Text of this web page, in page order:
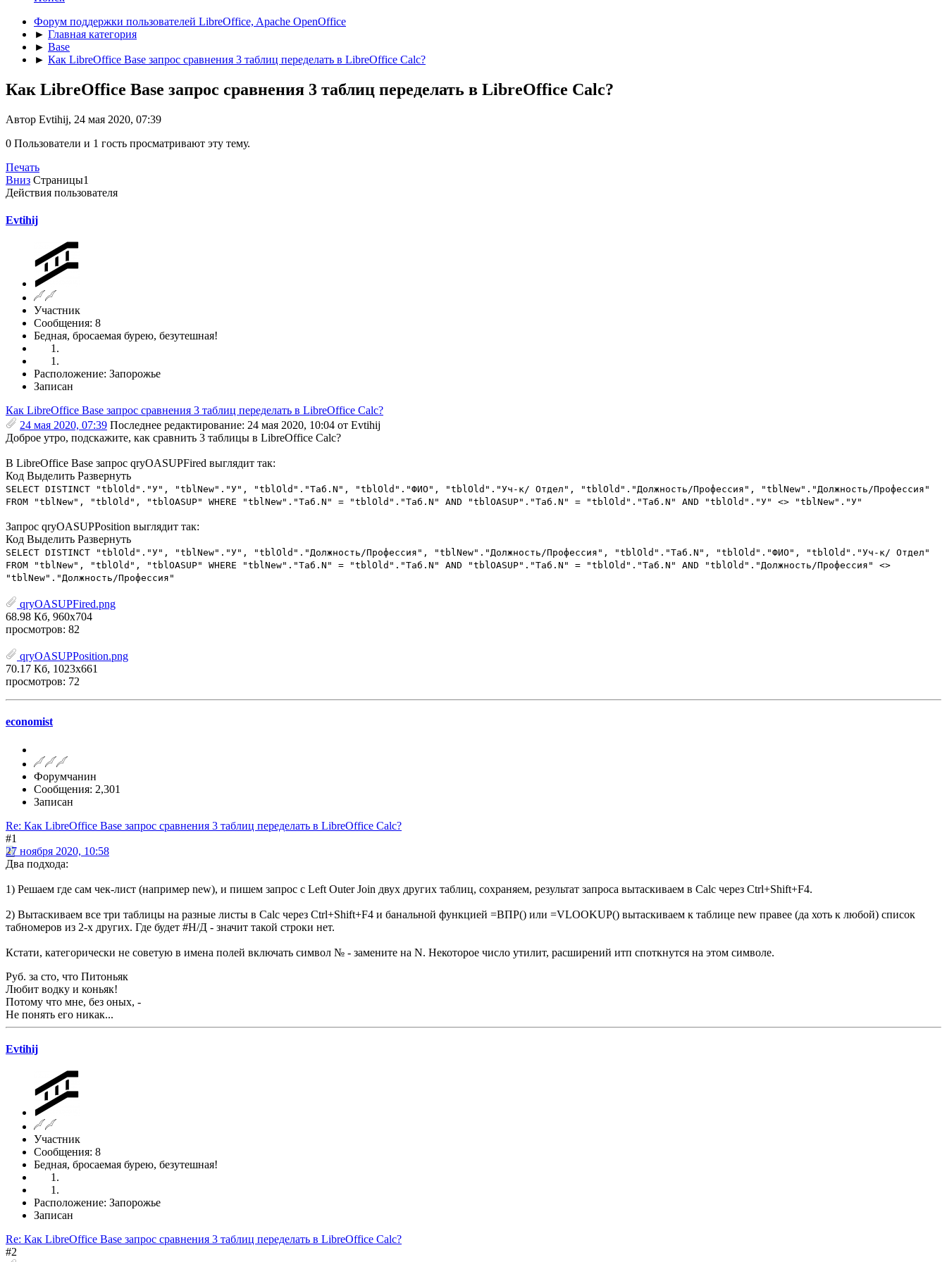
Форум поддержки пользователей LibreOffice, Apache OpenOffice
► Главная категория
► Base
► Как LibreOffice Base запрос сравнения 3 таблиц переделать в LibreOffice Calc?
Как LibreOffice Base запрос сравнения 3 таблиц переделать в LibreOffice Calc?
Автор Evtihij, 24 мая 2020, 07:39
0 Пользователи и 1 гость просматривают эту тему.
Печать
Вниз Страницы1
Действия пользователя
Evtihij
Участник
Сообщения: 8
Бедная, бросаемая бурею, безутешная!
Расположение: Запорожье
Записан
Как LibreOffice Base запрос сравнения 3 таблиц переделать в LibreOffice Calc?
24 мая 2020, 07:39 Последнее редактирование: 24 мая 2020, 10:04 от Evtihij
Доброе утро, подскажите, как сравнить 3 таблицы в LibreOffice Calc?
В LibreOffice Base запрос qryOASUPFired выглядит так:
Код Выделить Развернуть
SELECT DISTINCT "tblOld"."У", "tblNew"."У", "tblOld"."Таб.N", "tblOld"."ФИО", "tblOld"."Уч-к/ Отдел", "tblOld"."Должность/Профессия", "tblNew"."Должность/Профессия"
FROM "tblNew", "tblOld", "tblOASUP" WHERE "tblNew"."Таб.N" = "tblOld"."Таб.N" AND "tblOASUP"."Таб.N" = "tblOld"."Таб.N" AND "tblOld"."У" <> "tblNew"."У"
Запрос qryOASUPPosition выглядит так:
Код Выделить Развернуть
SELECT DISTINCT "tblOld"."У", "tblNew"."У", "tblOld"."Должность/Профессия", "tblNew"."Должность/Профессия", "tblOld"."Таб.N", "tblOld"."ФИО", "tblOld"."Уч-к/ Отдел"
FROM "tblNew", "tblOld", "tblOASUP" WHERE "tblNew"."Таб.N" = "tblOld"."Таб.N" AND "tblOASUP"."Таб.N" = "tblOld"."Таб.N" AND "tblOld"."Должность/Профессия" <>
"tblNew"."Должность/Профессия"
qryOASUPFired.png
68.98 Кб, 960x704
просмотров: 82
qryOASUPPosition.png
70.17 Кб, 1023x661
просмотров: 72
economist
Форумчанин
Сообщения: 2,301
Записан
Re: Как LibreOffice Base запрос сравнения 3 таблиц переделать в LibreOffice Calc?
#1
27 ноября 2020, 10:58
Два подхода:
1) Решаем где сам чек-лист (например new), и пишем запрос с Left Outer Join двух других таблиц, сохраняем, результат запроса вытаскиваем в Calc через Ctrl+Shift+F4.
2) Вытаскиваем все три таблицы на разные листы в Calc через Ctrl+Shift+F4 и банальной функцией =ВПР() или =VLOOKUP() вытаскиваем к таблице new правее (да хоть к любой) список
табномеров из 2-х других. Где будет #Н/Д - значит такой строки нет.
Кстати, категорически не советую в имена полей включать символ № - замените на N. Некоторое число утилит, расширений итп споткнутся на этом символе.
Руб. за сто, что Питоньяк
Любит водку и коньяк!
Потому что мне, без оных, -
Не понять его никак...
Evtihij
Участник
Сообщения: 8
Бедная, бросаемая бурею, безутешная!
Расположение: Запорожье
Записан
Re: Как LibreOffice Base запрос сравнения 3 таблиц переделать в LibreOffice Calc?
#2